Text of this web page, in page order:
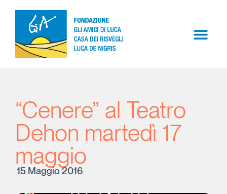
“Cenere” al Teatro
Dehon martedì 17
maggio
15 Maggio 2016